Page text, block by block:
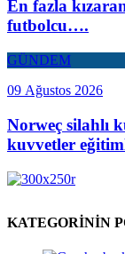
En fazla
futbolcu….
GÜNDEM
09 Ağustos 2026
Norweç silahlı
kuvvetler
KATEGORİNİN